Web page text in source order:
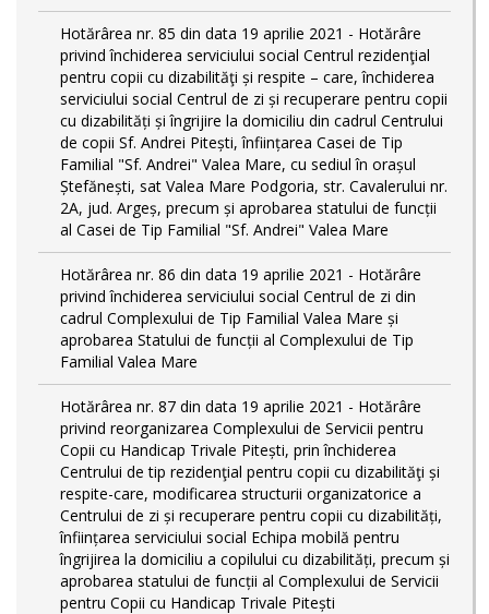
Hotărârea nr. 85 din data 19 aprilie 2021 - Hotărâre
privind închiderea serviciului social Centrul rezidenţial
pentru copii cu dizabilităţi și respite – care, închiderea
serviciului social Centrul de zi și recuperare pentru copii
cu dizabilități și îngrijire la domiciliu din cadrul Centrului
de copii Sf. Andrei Pitești, înființarea Casei de Tip
Familial "Sf. Andrei" Valea Mare, cu sediul în orașul
Ștefănești, sat Valea Mare Podgoria, str. Cavalerului nr.
2A, jud. Argeș, precum și aprobarea statului de funcții
al Casei de Tip Familial "Sf. Andrei" Valea Mare
Hotărârea nr. 86 din data 19 aprilie 2021 - Hotărâre
privind închiderea serviciului social Centrul de zi din
cadrul Complexului de Tip Familial Valea Mare și
aprobarea Statului de funcții al Complexului de Tip
Familial Valea Mare
Hotărârea nr. 87 din data 19 aprilie 2021 - Hotărâre
privind reorganizarea Complexului de Servicii pentru
Copii cu Handicap Trivale Pitești, prin închiderea
Centrului de tip rezidenţial pentru copii cu dizabilităţi și
respite-care, modificarea structurii organizatorice a
Centrului de zi și recuperare pentru copii cu dizabilități,
înființarea serviciului social Echipa mobilă pentru
îngrijirea la domiciliu a copilului cu dizabilități, precum și
aprobarea statului de funcții al Complexului de Servicii
pentru Copii cu Handicap Trivale Pitești